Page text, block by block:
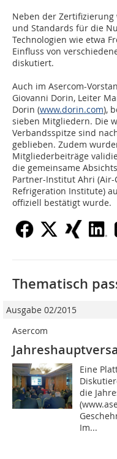
Neben der
und Standards für die
Technologien wie etwa
Einfluss von
diskutiert.
Auch im Asercom-
Giovanni Dorin, Leiter
Dorin (www.dorin.com),
sieben Mitgliedern. Die
Verbandsspitze sind
geblieben. Zudem
Mitgliederbeiträge
die gemeinsame
Partner-Institut Ahri
Refrigeration Institute)
offiziell bestätigt wurde.
Thematisch
Ausgabe 02/2015
Asercom
Eine
die
Im...